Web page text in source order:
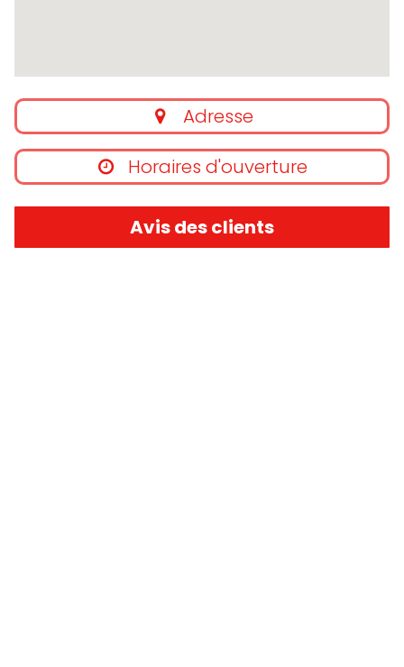
Adresse
Horaires d'ouverture
Avis des clients